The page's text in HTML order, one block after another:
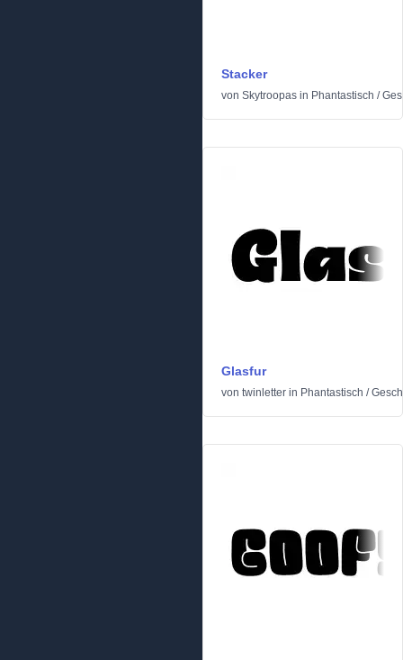
Stacker
von Skytroopas in Phantastisch /
Glasfur
von twinletter in Phantastisch /